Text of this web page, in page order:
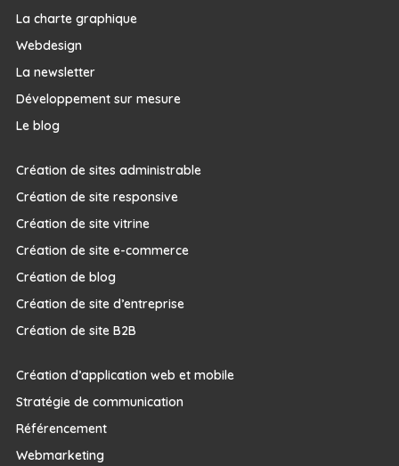
La charte graphique
Webdesign
La newsletter
Développement sur mesure
Le blog
Création de sites administrable
Création de site responsive
Création de site vitrine
Création de site e-commerce
Création de blog
Création de site d’entreprise
Création de site B2B
Création d’application web et mobile
Stratégie de communication
Référencement
Webmarketing